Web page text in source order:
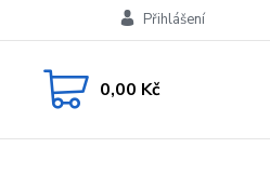
Přihlášení
0,00 Kč